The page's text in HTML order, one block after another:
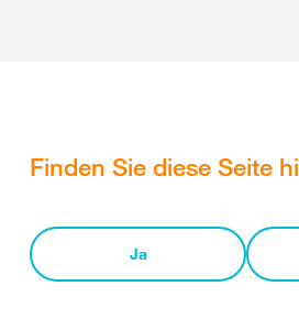
Finden Sie diese Seite
Ja